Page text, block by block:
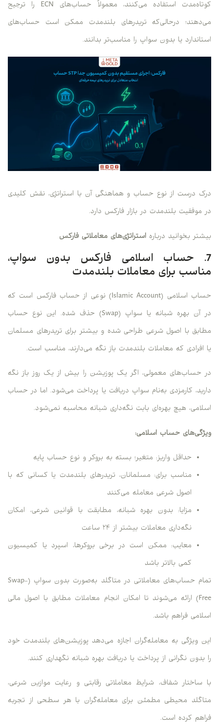
کوتاه‌مدت استفاده می‌کنند، معمولاً حساب‌های ECN را ترجیح
می‌دهند؛ درحالی‌که تریدرهای بلندمدت ممکن است حساب‌های
استاندارد یا بدون سواپ را مناسب‌تر بدانند.
درک درست از نوع حساب و هماهنگی آن با استراتژی، نقش کلیدی
در موفقیت بلندمدت در بازار فارکس دارد.
بیشتر بخوانید درباره استراتژی‌های معاملاتی فارکس
7. حساب اسلامی فارکس بدون سواپ،
مناسب برای معاملات بلندمدت
حساب اسلامی (Islamic Account) نوعی از حساب فارکس است که
در آن بهره شبانه یا سواپ (Swap) حذف شده. این نوع حساب
مطابق با اصول شرعی طراحی شده و بیشتر برای تریدرهای مسلمان
یا افرادی که معاملات بلندمدت باز نگه می‌دارند، مناسب است.
در حساب‌های معمولی، اگر یک پوزیشن را بیش از یک روز باز نگه
دارید، کارمزدی به‌نام سواپ دریافت یا پرداخت می‌شود. اما در حساب
اسلامی، هیچ بهره‌ای بابت نگه‌داری شبانه محاسبه نمی‌شود.
ویژگی‌های حساب اسلامی:
حداقل واریز: متغیر؛ بسته به بروکر و نوع حساب پایه
مناسب برای: مسلمانان، تریدرهای بلندمدت یا کسانی که با
اصول شرعی معامله می‌کنند
مزایا: بدون بهره شبانه، مطابقت با قوانین شرعی، امکان
نگه‌داری معاملات بیشتر از ۲۴ ساعت
معایب: ممکن است در برخی بروکرها، اسپرد یا کمیسیون
کمی بالاتر باشد
تمام حساب‌های معاملاتی در متاگلد به‌صورت بدون سواپ (Swap-
Free) ارائه می‌شوند تا امکان انجام معاملات مطابق با اصول مالی
اسلامی فراهم باشد.
این ویژگی به معامله‌گران اجازه می‌دهد پوزیشن‌های بلندمدت خود
را بدون نگرانی از پرداخت یا دریافت بهره شبانه نگهداری کنند.
با ساختار شفاف، شرایط معاملاتی رقابتی و رعایت موازین شرعی،
متاگلد محیطی مطمئن برای معامله‌گران با هر سطحی از تجربه
فراهم کرده است.